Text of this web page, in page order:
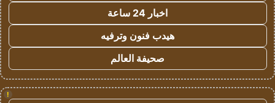
اخبار 24 ساعة
هيدب فنون وترفيه
صحيفة العالم
!